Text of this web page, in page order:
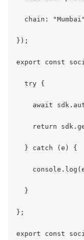
chain:
});
export const
  try {
await
return
  } catch (e) {
  }
};
export const